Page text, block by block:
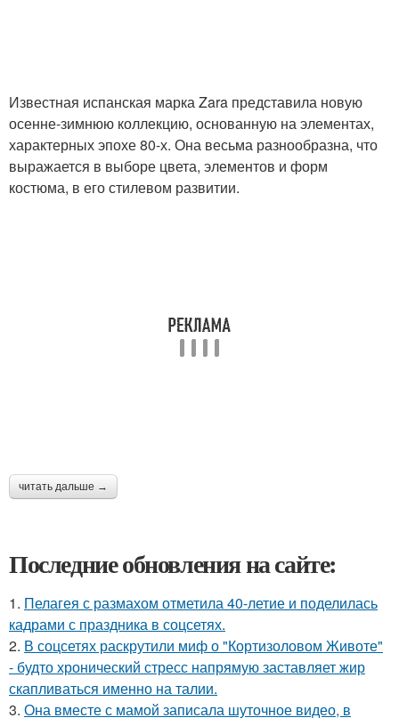
Известная испанская марка Zara представила новую
осенне-зимнюю коллекцию, основанную на элементах,
характерных эпохе 80-х. Она весьма разнообразна, что
выражается в выборе цвета, элементов и форм
костюма, в его стилевом развитии.
читать дальше →
Последние обновления на сайте:
1. Пелагея с размахом отметила 40-летие и поделилась
кадрами с праздника в соцсетях.
2. В соцсетях раскрутили миф о "Кортизоловом Животе"
- будто хронический стресс напрямую заставляет жир
скапливаться именно на талии.
3. Она вместе с мамой записала шуточное видео, в